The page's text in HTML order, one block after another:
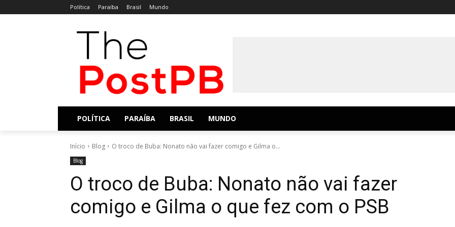
Política Paraíba Brasil Mundo
POLÍTICA PARAÍBA BRASIL MUNDO
Início Blog O troco de Buba: Nonato não vai fazer comigo e Gilma o...
Blog
O troco de Buba: Nonato não vai fazer
comigo e Gilma o que fez com o PSB